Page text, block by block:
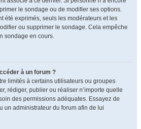
le sondage ou de modifier ses options.
été exprimés, seuls les modérateurs et les
ou supprimer le sondage. Cela empêche
sondage en cours.
à un forum ?
limités à certains utilisateurs ou groupes
rédiger, publier ou réaliser n’importe quelle
des permissions adéquates. Essayez de
un administrateur du forum afin de lui